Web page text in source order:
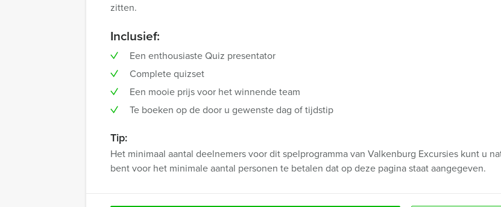
zitten.
Inclusief:
Een enthousiaste Quiz presentator
Complete quizset
Een mooie prijs voor het winnende team
Te boeken op de door u gewenste dag of tijdstip
Tip:
Het minimaal aantal deelnemers voor dit spelprogramma van Valkenburg Excursies kunt u
bent voor het minimale aantal personen te betalen dat op deze pagina staat aangegeven.